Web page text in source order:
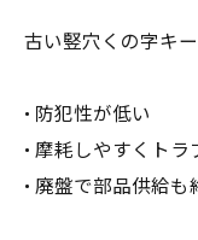
古い竪穴くの字キ
• 防犯性が低い
• 摩耗しやすくトラ
• 廃盤で部品供給も